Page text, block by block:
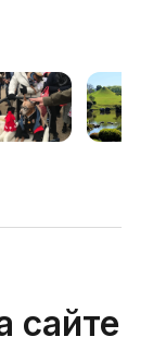
сайте